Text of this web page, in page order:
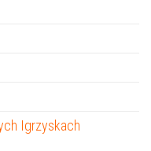
Igrzyskach